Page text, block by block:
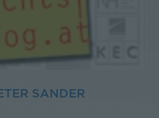
SANDER